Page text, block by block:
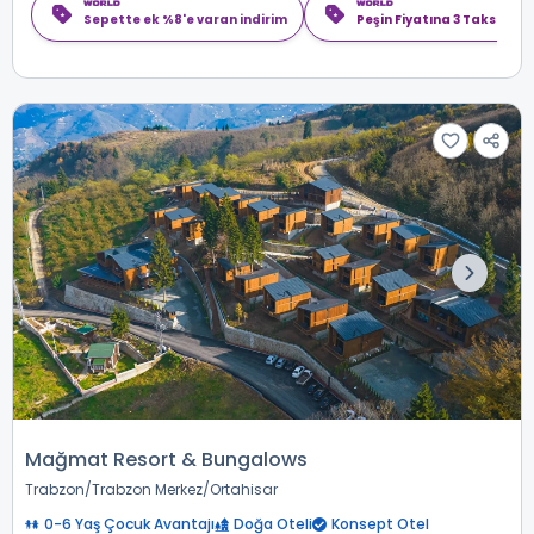
Sepette ek %8'e varan indirim Peşin Fiyatına 3 Taksit
Mağmat Resort & Bungalows
Trabzon Trabzon Merkez Ortahisar
0-6 Yaş Çocuk Avantajı
Doğa Oteli Konsept Otel